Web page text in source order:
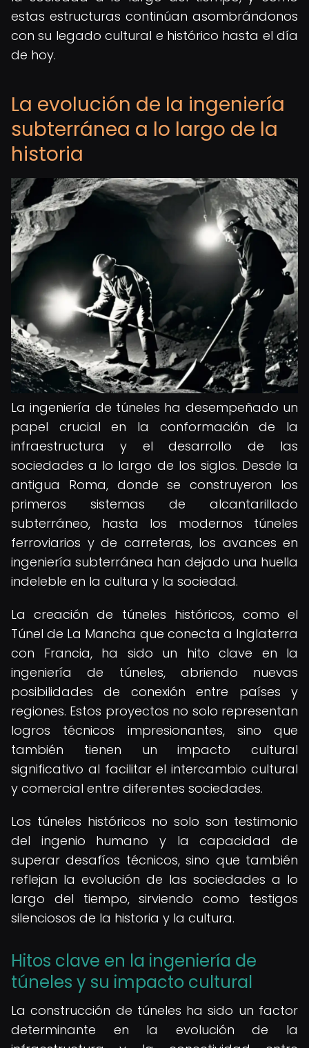
estas estructuras continúan asombrándonos
con su legado cultural e histórico hasta el día
de hoy.
La evolución de la ingeniería
subterránea a lo largo de la
historia
La ingeniería de túneles ha desempeñado un
papel crucial en la conformación de la
infraestructura y el desarrollo de las
sociedades a lo largo de los siglos. Desde la
antigua Roma, donde se construyeron los
primeros sistemas de alcantarillado
subterráneo, hasta los modernos túneles
ferroviarios y de carreteras, los avances en
ingeniería subterránea han dejado una huella
indeleble en la cultura y la sociedad.
La creación de túneles históricos, como el
Túnel de La Mancha que conecta a Inglaterra
con Francia, ha sido un hito clave en la
ingeniería de túneles, abriendo nuevas
posibilidades de conexión entre países y
regiones. Estos proyectos no solo representan
logros técnicos impresionantes, sino que
también tienen un impacto cultural
significativo al facilitar el intercambio cultural
y comercial entre diferentes sociedades.
Los túneles históricos no solo son testimonio
del ingenio humano y la capacidad de
superar desafíos técnicos, sino que también
reflejan la evolución de las sociedades a lo
largo del tiempo, sirviendo como testigos
silenciosos de la historia y la cultura.
Hitos clave en la ingeniería de
túneles y su impacto cultural
La construcción de túneles ha sido un factor
determinante en la evolución de la